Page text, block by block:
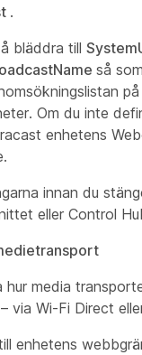
.
bläddra till
så
på
Om du inte
enhetens
innan du
eller Control
hur media
via Wi-Fi Direct
enhetens